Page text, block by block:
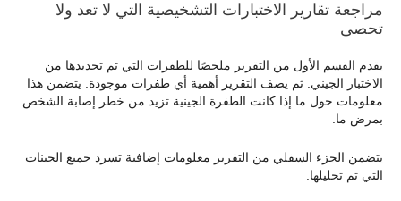
مراجعة تقارير الاختبارات التشخيصية التي لا تعد ولا
تحصى
يقدم القسم الأول من التقرير ملخصًا للطفرات التي تم تحديدها من
الاختبار الجيني. ثم يصف التقرير أهمية أي طفرات موجودة. يتضمن هذا
معلومات حول ما إذا كانت الطفرة الجينية تزيد من خطر إصابة الشخص
بمرض ما.
يتضمن الجزء السفلي من التقرير معلومات إضافية تسرد جميع الجينات
التي تم تحليلها.